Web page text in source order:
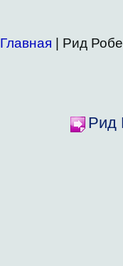
Главная | Рид
Рид